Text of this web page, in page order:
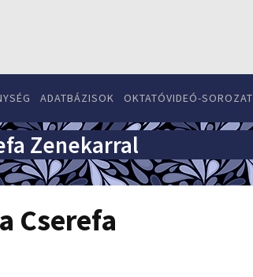
ADATBÁZISOK OKTATÓVIDEÓ-SOROZAT
Zenekarral
Cserefa